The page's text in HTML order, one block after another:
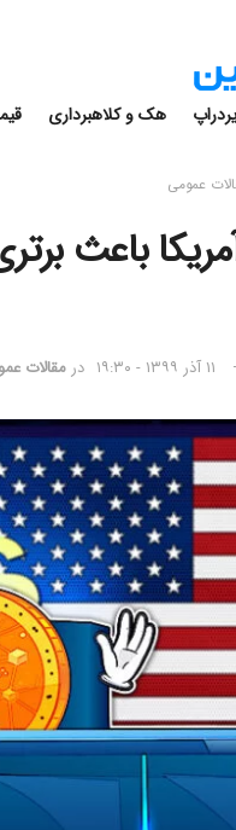
هک و کلاهبرداری
عمومی
باعث
۱۱ آذر ۱۳۹۹ - ۱۹:۳۰ در مقالات